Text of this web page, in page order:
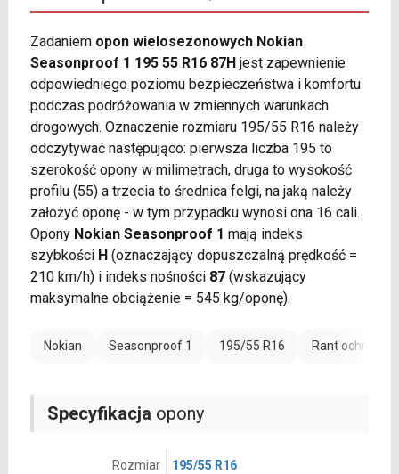
Zadaniem opon wielosezonowych Nokian
Seasonproof 1 195 55 R16 87Hjest zapewnienie
odpowiedniego poziomu bezpieczeństwa i komfortu
podczas podróżowania w zmiennych warunkach
drogowych. Oznaczenie rozmiaru 195/55 R16 należy
odczytywać następująco: pierwsza liczba 195 to
szerokość opony w milimetrach, druga to wysokość
profilu (55) a trzecia to średnica felgi, na jaką należy
założyć oponę - w tym przypadku wynosi ona 16 cali.
Opony Nokian Seasonproof 1 mają indeks
szybkości H(oznaczający dopuszczalną prędkość =
210 km/h) i indeks nośności 87(wskazujący
maksymalne obciążenie = 545 kg/oponę).
Nokian Seasonproof 1 195/55 R16 Rant ochronny
Specyfikacja opony
Rozmiar 195/55 R16